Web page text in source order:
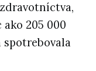
205 000
spotrebovala